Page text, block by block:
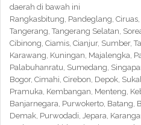
daerah di bawah ini
Rangkasbitung, Pandeglang,
Tangerang, Tangerang Selatan,
Cibinong, Ciamis, Cianjur, Sumber,
Karawang, Kuningan, Majalengka,
Palabuhanratu, Sumedang,
Bogor, Cimahi, Cirebon, Depok,
Pramuka, Kembangan, Menteng,
Banjarnegara, Purwokerto, Batang,
Demak, Purwodadi, Jepara,